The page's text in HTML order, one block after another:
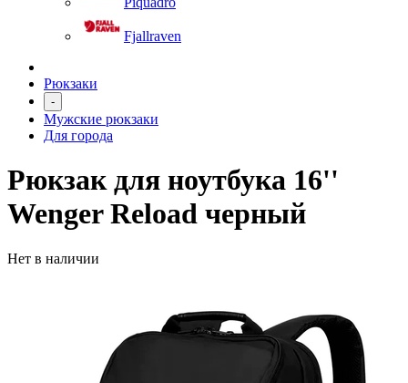
Fjallraven
Рюкзаки
-
Мужские рюкзаки
Для города
Рюкзак для ноутбука 16''
Wenger Reload черный
Нет в наличии